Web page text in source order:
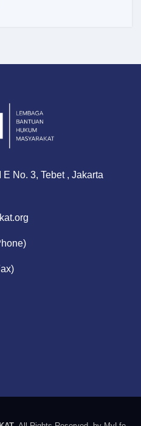
No. 3, Tebet , Jakarta